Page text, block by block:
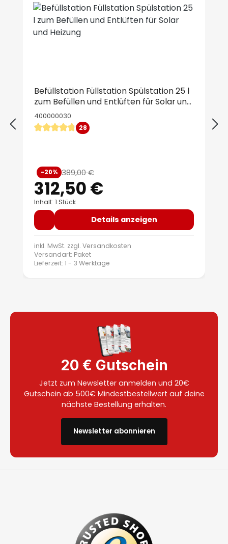
Befüllstation Füllstation Spülstation 25 l
zum Befüllen und Entlüften für Solar und
Heizung
400000030
Durchschnittliche Bewertung von 4.79 von 5 Sternen
28
Verkaufspreis:
312,50 €
Regulärer Preis:
389,00 €
-20%
Inhalt: 1 Stück
Details anzeigen
inkl. MwSt. zzgl. Versandkosten
Versandart: Paket
Lieferzeit: 1 - 3 Werktage
20 € Gutschein
Jetzt zum Newsletter anmelden und 20€
Gutschein ab 500€ Mindestbestellwert auf deine
nächste Bestellung erhalten.
Newsletter abonnieren